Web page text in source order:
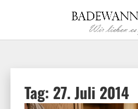
Tag: 27. Juli 2014